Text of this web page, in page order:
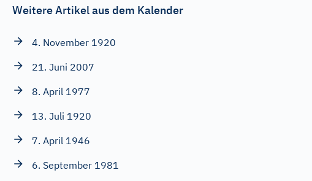
Weitere Artikel aus dem Kalender
4. November 1920
21. Juni 2007
8. April 1977
13. Juli 1920
7. April 1946
6. September 1981